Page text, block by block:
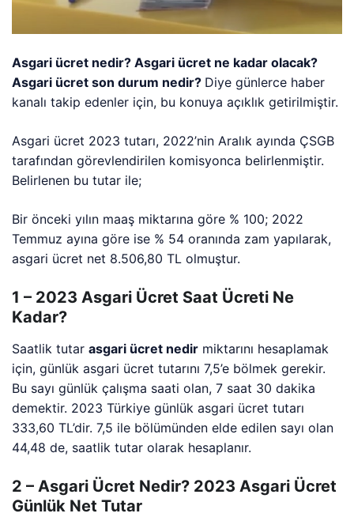
Asgari ücret nedir? Asgari ücret ne kadar olacak?
Asgari ücret son durum nedir? Diye günlerce haber
kanalı takip edenler için, bu konuya açıklık getirilmiştir.
Asgari ücret 2023 tutarı, 2022’nin Aralık ayında ÇSGB
tarafından görevlendirilen komisyonca belirlenmiştir.
Belirlenen bu tutar ile;
Bir önceki yılın maaş miktarına göre % 100; 2022
Temmuz ayına göre ise % 54 oranında zam yapılarak,
asgari ücret net 8.506,80 TL olmuştur.
1 – 2023 Asgari Ücret Saat Ücreti Ne
Kadar?
Saatlik tutarasgari ücret nedir miktarını hesaplamak
için, günlük asgari ücret tutarını 7,5’e bölmek gerekir.
Bu sayı günlük çalışma saati olan, 7 saat 30 dakika
demektir. 2023 Türkiye günlük asgari ücret tutarı
333,60 TL’dir. 7,5 ile bölümünden elde edilen sayı olan
44,48 de, saatlik tutar olarak hesaplanır.
2 – Asgari Ücret Nedir? 2023 Asgari Ücret
Günlük Net Tutar